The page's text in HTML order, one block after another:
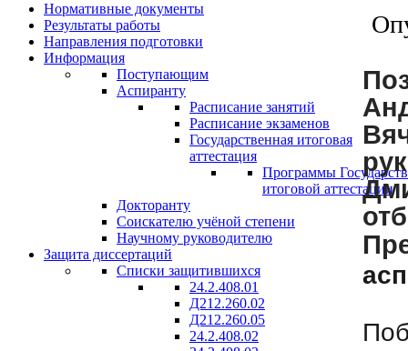
Нормативные документы
Результаты работы
Направления подготовки
Информация
Поступающим
Аспиранту
Расписание занятий
Расписание экзаменов
Государственная итоговая
аттестация
Программы
итоговой аттестации
Докторанту
Соискателю учёной степени
Научному руководителю
Защита диссертаций
Списки защитившихся
24.2.408.01
Д212.260.02
Д212.260.05
24.2.408.02